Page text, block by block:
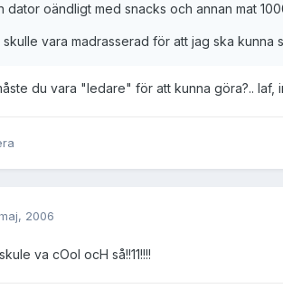
dator oändligt med snacks och annan mat
skulle vara madrasserad för att jag ska kunna
du vara "ledare" för att kunna göra?..
2006
va cOol ocH så!!11!!!!